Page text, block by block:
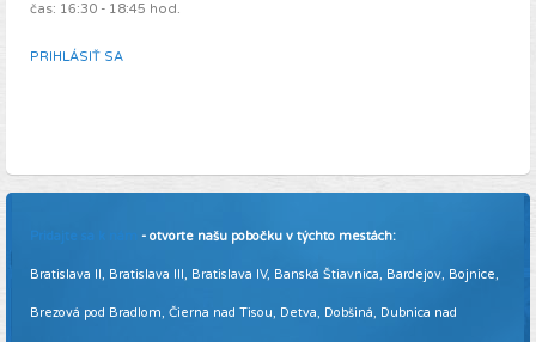
čas: 16:30 - 18:45 hod.
PRIHLÁSIŤ SA
Pridajte sa k nám - otvorte našu pobočku v týchto mestách:
Bratislava II, Bratislava III, Bratislava IV, Banská Štiavnica, Bardejov, Bojnice,
Brezová pod Bradlom, Čierna nad Tisou, Detva, Dobšiná, Dubnica nad